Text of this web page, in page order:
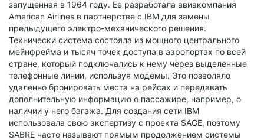
запущенная в 1964 году. Ее разработала авиакомпания
American Airlines в партнерстве с IBM для замены
предыдущего электро-механического решения.
Технически система состояла из мощного центрального
мейнфрейма и тысяч точек доступа в аэропортах по всей
стране, который подключались к нему через выделенные
телефонные линии, используя модемы. Это позволяло
удаленно бронировать места на рейсах и передавать
дополнительную информацию о пассажире, например, о
наличии у него багажа. Для создания сети IBM
использовала свою экспертизу с проекта SAGE, поэтому
SABRE часто называют прямым продолжением системы